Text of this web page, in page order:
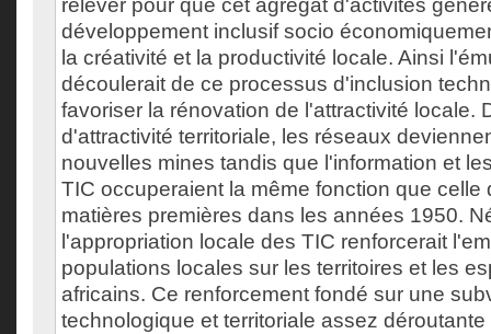
relever pour que cet agrégat d'activités
développement inclusif socio
la créativité et la productivité locale. Ainsi
découlerait de ce processus d'inclusion
favoriser la rénovation de l'attractivité locale.
d'attractivité territoriale, les réseaux
nouvelles mines tandis que l'information et
TIC occuperaient la même fonction que celle
matières premières dans les années 1950.
l'appropriation locale des TIC renforcerait
populations locales sur les territoires et les
africains. Ce renforcement fondé sur une
technologique et territoriale assez